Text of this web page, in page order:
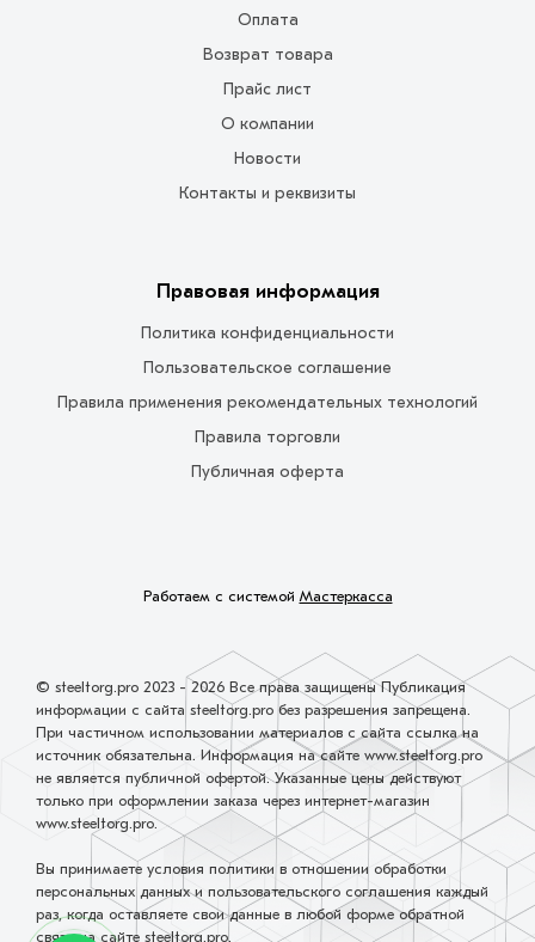
Оплата
Возврат товара
Прайс лист
О компании
Новости
Контакты и реквизиты
Правовая информация
Политика конфиденциальности
Пользовательское соглашение
Правила применения рекомендательных технологий
Правила торговли
Публичная оферта
Работаем с системой Мастеркасса
© steeltorg.pro 2023 - 2026 Все права защищены Публикация
информации с сайта steeltorg.pro без разрешения запрещена.
При частичном использовании материалов с сайта ссылка на
источник обязательна. Информация на сайте www.steeltorg.pro
не является публичной офертой. Указанные цены действуют
только при оформлении заказа через интернет-магазин
www.steeltorg.pro.
Вы принимаете условия политики в отношении обработки
персональных данных и пользовательского соглашения каждый
раз, когда оставляете свои данные в любой форме обратной
связи на сайте steeltorg.pro.